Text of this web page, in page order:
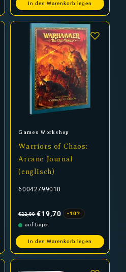
In den Warenkorb legen
Anbieter:
Games Workshop
Warriors of Chaos:
Arcane Journal
(englisch)
60042799010
Preis
€22,00 €19,70
-10%
auf Lager
In den Warenkorb legen